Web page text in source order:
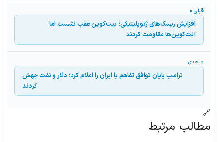
افزایش ریسک‌های ژئوپلیتیکی؛ بیت‌کوین عقب نشست اما
آلت‌کوین‌ها مقاومت کردند
ترامپ پایان توافق تفاهم با ایران را اعلام کرد؛ دلار و نفت جهش
کردند
🔗
مطالب مرتبط